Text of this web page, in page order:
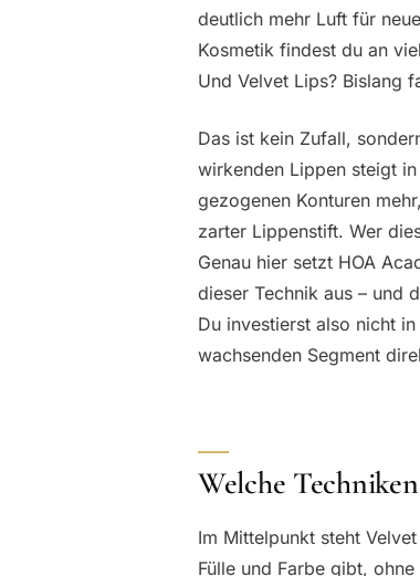
deutlich mehr Luft für
Kosmetik findest du an
Und Velvet Lips? Bislang
Das ist kein Zufall,
wirkenden Lippen steigt
gezogenen Konturen
zarter Lippenstift. Wer
Genau hier setzt HOA
dieser Technik aus – und
Du investierst also nicht
wachsenden Segment
Welche
Im Mittelpunkt steht
Fülle und Farbe gibt,